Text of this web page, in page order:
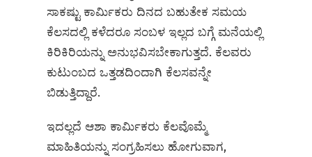
ಸಾಕಷ್ಟು ಕಾರ್ಮಿಕರು ದಿನದ ಬಹುತೇಕ ಸಮಯ
ಕೆಲಸದಲ್ಲಿ ಕಳೆದರೂ ಸಂಬಳ ಇಲ್ಲದ ಬಗ್ಗೆ ಮನೆಯಲ್ಲಿ
ಕಿರಿಕಿರಿಯನ್ನು ಅನುಭವಿಸಬೇಕಾಗುತ್ತದೆ. ಕೆಲವರು
ಕುಟುಂಬದ ಒತ್ತಡದಿಂದಾಗಿ ಕೆಲಸವನ್ನೇ
ಬಿಡುತ್ತಿದ್ದಾರೆ.
ಇದಲ್ಲದೆ ಆಶಾ ಕಾರ್ಮಿಕರು ಕೆಲವೊಮ್ಮೆ
ಮಾಹಿತಿಯನ್ನು ಸಂಗ್ರಹಿಸಲು ಹೋಗುವಾಗ,